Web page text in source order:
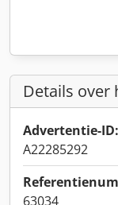
Details over
Advertentie-ID:
A22285292
63034